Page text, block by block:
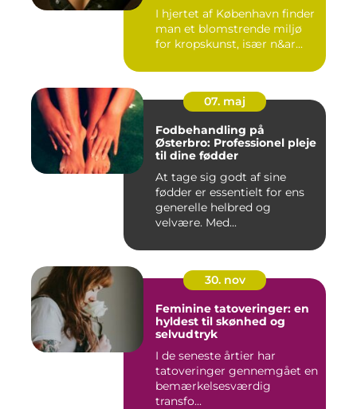
I hjertet af København finder
man et blomstrende miljø
for kropskunst, især n&ar...
07. maj
Fodbehandling på
Østerbro: Professionel pleje
til dine fødder
At tage sig godt af sine
fødder er essentielt for ens
generelle helbred og
velvære. Med...
30. nov
Feminine tatoveringer: en
hyldest til skønhed og
selvudtryk
I de seneste årtier har
tatoveringer gennemgået en
bemærkelsesværdig
transfo...